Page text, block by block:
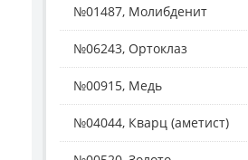
№01487, Молибденит
№06243, Ортоклаз
№00915, Медь
№04044, Кварц (аметист)